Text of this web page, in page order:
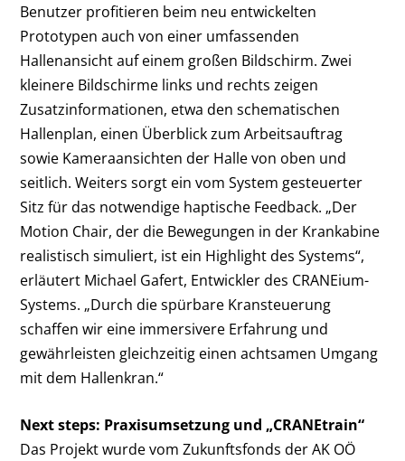
Benutzer profitieren beim neu entwickelten
Prototypen auch von einer umfassenden
Hallenansicht auf einem großen Bildschirm. Zwei
kleinere Bildschirme links und rechts zeigen
Zusatzinformationen, etwa den schematischen
Hallenplan, einen Überblick zum Arbeitsauftrag
sowie Kameraansichten der Halle von oben und
seitlich. Weiters sorgt ein vom System gesteuerter
Sitz für das notwendige haptische Feedback. „Der
Motion Chair, der die Bewegungen in der Krankabine
realistisch simuliert, ist ein Highlight des Systems“,
erläutert Michael Gafert, Entwickler des CRANEium-
Systems. „Durch die spürbare Kransteuerung
schaffen wir eine immersivere Erfahrung und
gewährleisten gleichzeitig einen achtsamen Umgang
mit dem Hallenkran.“
Next steps: Praxisumsetzung und „CRANEtrain“
Das Projekt wurde vom Zukunftsfonds der AK OÖ